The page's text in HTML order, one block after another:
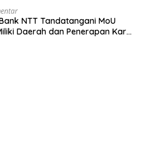
NTT Tandatangani MoU
Daerah dan Penerapan Kartu